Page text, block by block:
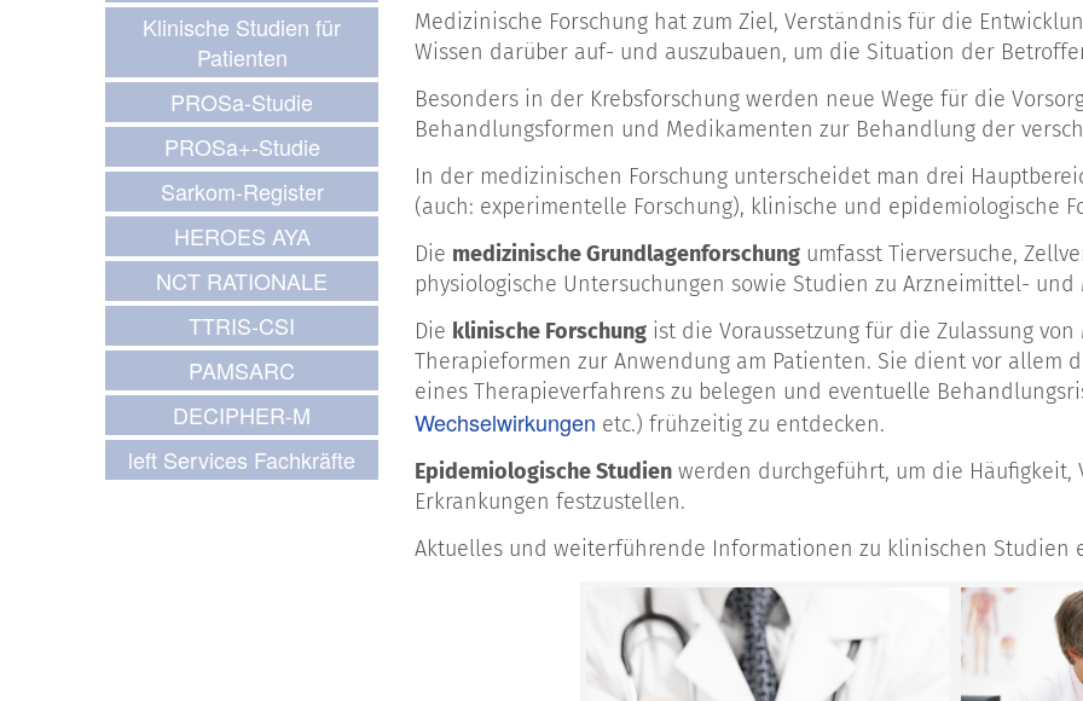
Klinische Studien für
Patienten
PROSa-Studie
PROSa+-Studie
Sarkom-Register
HEROES AYA
NCT RATIONALE
TTRIS-CSI
PAMSARC
DECIPHER-M
left Services Fachkräfte
Medizinische Forschung hat zum Ziel, Verständnis für die
Wissen darüber auf- und auszubauen, um die Situation der
Besonders in der Krebsforschung werden neue Wege für die
Behandlungsformen und Medikamenten zur Behandlung der
In der medizinischen Forschung unterscheidet man drei
(auch: experimentelle Forschung), klinische und epidemiologische
Die medizinische Grundlagenforschung umfasst Tierversuche,
physiologische Untersuchungen sowie Studien zu Arzneimittel-
Die klinische Forschung ist die Voraussetzung für die Zulassung
Therapieformen zur Anwendung am Patienten. Sie dient vor allem
eines Therapieverfahrens zu belegen und eventuelle
Wechselwirkungen etc.) frühzeitig zu entdecken.
Epidemiologische Studien werden durchgeführt, um die Häufigkeit,
Erkrankungen festzustellen.
Aktuelles und weiterführende Informationen zu klinischen Studien